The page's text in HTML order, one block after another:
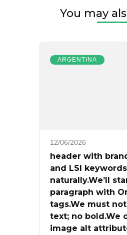
You may
ARGENTINA
12/06/2026
header with
and LSI keywords
naturally.We’ll
paragraph with
tags.We must
text; no bold.We
image alt